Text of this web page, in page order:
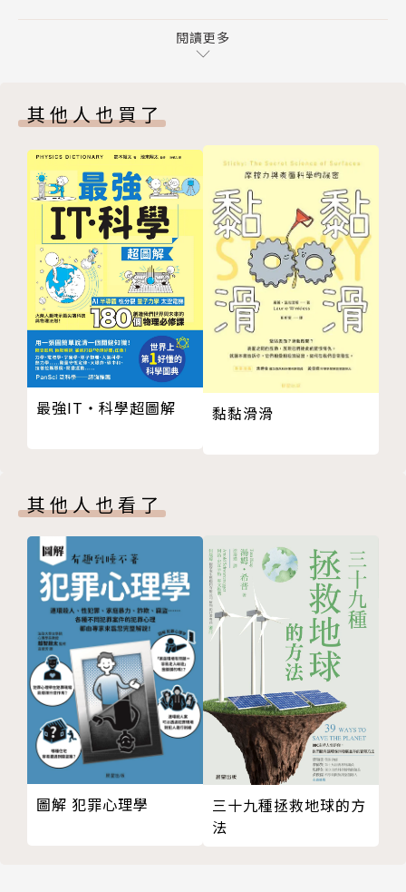
擔任Discovery頻道與資訊雜誌編譯，現仍定期為《科
學人》及《BBC知識》等雜誌翻譯。書籍譯作包括
《因果革命：人工智慧的大未來》、《決斷的演算：預
測、分析與好決策的11堂邏輯課》等。目前住在有山
有海有美食的台灣頭基隆，熱愛吸收各類知識，正努力
朝「全方位譯人」的目標邁進。
索引
閱讀更多
其他人也買了
最強IT・科學超圖解 黏黏滑滑
其他人也看了
圖解 犯罪心理學
三十九種拯救地球的方
法